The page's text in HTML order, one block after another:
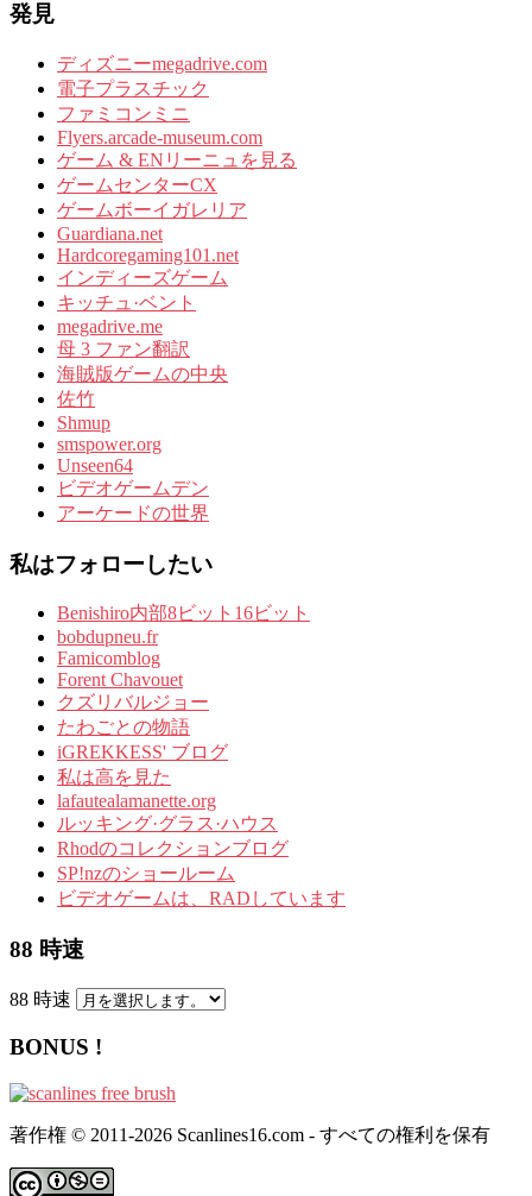
発見
ディズニーmegadrive.com
電子プラスチック
ファミコンミニ
Flyers.arcade-museum.com
ゲーム & ENリーニュを見る
ゲームセンターCX
ゲームボーイガレリア
Guardiana.net
Hardcoregaming101.net
インディーズゲーム
キッチュ·ベント
megadrive.me
母 3 ファン翻訳
海賊版ゲームの中央
佐竹
Shmup
smspower.org
Unseen64
ビデオゲームデン
アーケードの世界
私はフォローしたい
Benishiro内部8ビット16ビット
bobdupneu.fr
Famicomblog
Forent Chavouet
クズリバルジョー
たわごとの物語
iGREKKESS' ブログ
私は高を見た
lafautealamanette.org
ルッキング·グラス·ハウス
Rhodのコレクションブログ
SP!nzのショールーム
ビデオゲームは、RADしています
88 時速
88 時速
BONUS !
著作権 © 2011-2026 Scanlines16.com - すべての権利を保有